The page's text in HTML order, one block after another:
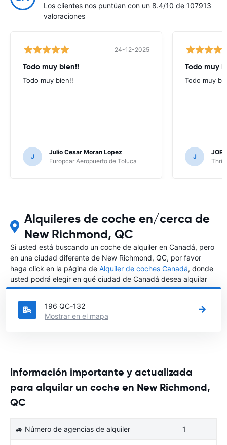
Los clientes nos puntúan con un 8.4/10 de 107913
valoraciones
24-12-2025
Todo muy bien!!
Todo muy bien!!
J
Julio Cesar Moran Lopez
Europcar Aeropuerto de Toluca
Todo muy
Todo muy
J
Alquileres de coche en/cerca de
New Richmond, QC
Si usted está buscando un coche de alquiler en Canadá, pero
en una ciudad diferente de New Richmond, QC, por favor
haga click en la página de Alquiler de coches Canadá, donde
usted podrá elegir en qué ciudad de Canadá desea alquilar
un coche.
196 QC-132
Mostrar en el mapa
Información importante y actualizada
para alquilar un coche en New Richmond,
QC
🚙 Número de agencias de alquiler 1